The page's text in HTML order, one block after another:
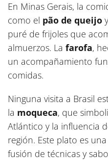
En Minas Gerais, la
como el pão de queijo
puré de frijoles que
almuerzos. La farofa,
un acompañamiento
comidas.
Ninguna visita a Brasil
la moqueca, que
Atlántico y la influencia
región. Este plato es
fusión de técnicas y